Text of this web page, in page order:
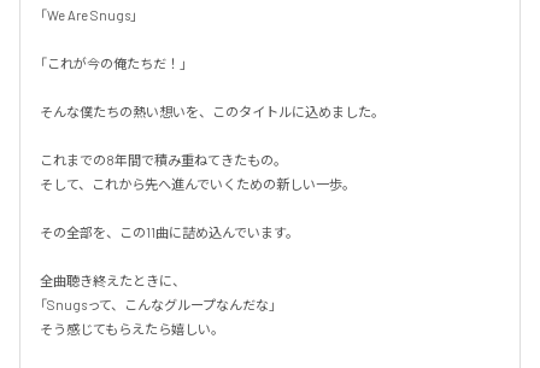
「We Are Snugs」
「これが今の俺たちだ！」
そんな僕たちの熱い想いを、このタイトルに込めました。
これまでの8年間で積み重ねてきたもの。
そして、これから先へ進んでいくための新しい一歩。
その全部を、この11曲に詰め込んでいます。
全曲聴き終えたときに、
「Snugsって、こんなグループなんだな」
そう感じてもらえたら嬉しい。